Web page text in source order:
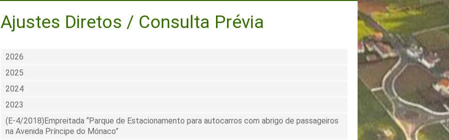
Ajustes Diretos / Consulta Prévia
2026
2025
2024
2023
(E-4/2018)Empreitada “Parque de Estacionamento para autocarros com abrigo de passageiros
na Avenida Príncipe do Mónaco”